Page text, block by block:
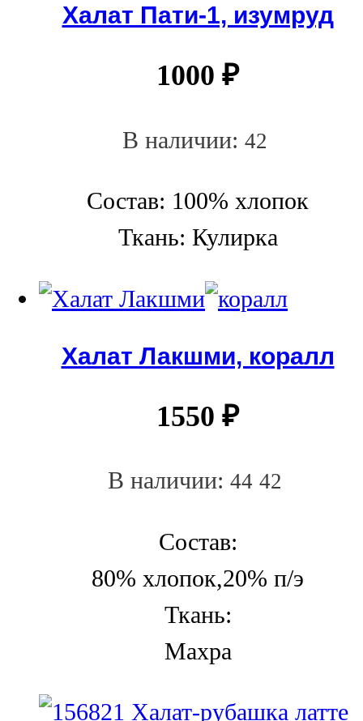
Халат Пати-1, изумруд
1000 ₽
В наличии: 42
Состав: 100% хлопок
Ткань: Кулирка
Халат Лакшми, коралл
1550 ₽
В наличии: 44 42
Состав:
80% хлопок,20% п/э
Ткань:
Махра